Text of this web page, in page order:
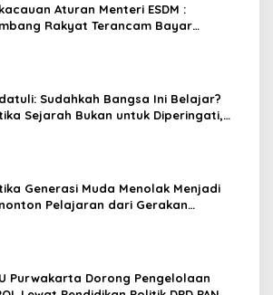
Aturan Menteri ESDM :
Rakyat Terancam Bayar
Sudahkah Bangsa Ini Belajar?
Sejarah Bukan untuk Diperingati,
Generasi Muda Menolak Menjadi
Pelajaran dari Gerakan
Purwakarta Dorong Pengelolaan